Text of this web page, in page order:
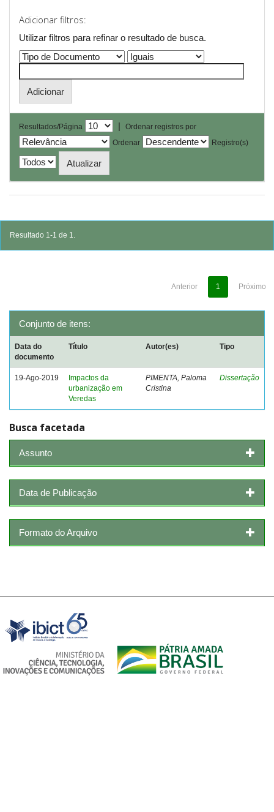
Adicionar filtros:
Utilizar filtros para refinar o resultado de busca.
Resultados/Página |
Ordenar registros por
Ordenar
Registro(s)
Resultado 1-1 de 1.
Anterior 1 Próximo
Conjunto de itens:
Data do
documento
Título Autor(es) Tipo
19-Ago-2019
Impactos da
urbanização em
Veredas
PIMENTA, Paloma
Cristina
Dissertação
Busca facetada
Assunto
Data de Publicação
Formato do Arquivo